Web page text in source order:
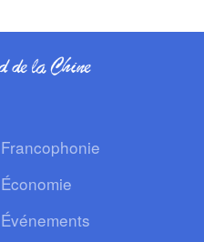
Francophonie
Économie
Événements